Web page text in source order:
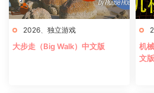
2026、 独立游戏
大步走（Big Walk）中文版
机
文版